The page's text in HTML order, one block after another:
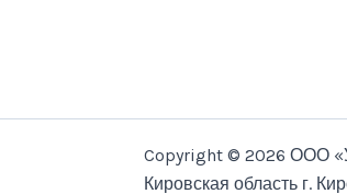
Copyright © 2026 ООО
Кировская область г.